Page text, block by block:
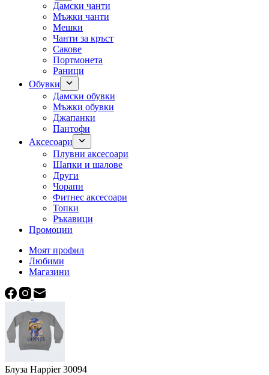
Дамски чанти
Мъжки чанти
Мешки
Чанти за кръст
Сакове
Портмонета
Раници
Обувки
Дамски обувки
Мъжки обувки
Джапанки
Пантофи
Аксесоари
Плувни аксесоари
Шапки и шалове
Други
Чорапи
Фитнес аксесоари
Топки
Ръкавици
Промоции
Моят профил
Любими
Магазини
Блуза Happier 30094